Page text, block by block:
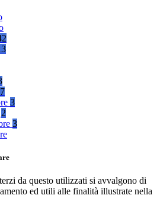
7
3
2
3
da questo utilizzati si avvalgono di
ed utili alle finalità illustrate nella